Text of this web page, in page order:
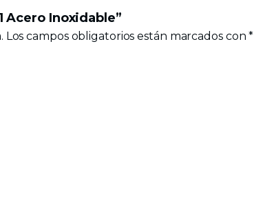
Acero Inoxidable”
Los campos obligatorios están marcados con*